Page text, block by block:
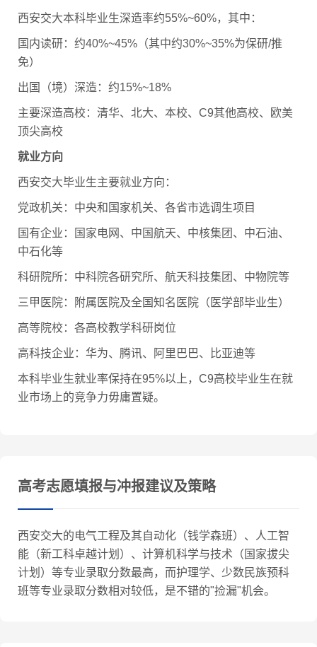
西安交大本科毕业生深造率约55%~60%，其中：
国内读研：约40%~45%（其中约30%~35%为保研/推
免）
出国（境）深造：约15%~18%
主要深造高校：清华、北大、本校、C9其他高校、欧美
顶尖高校
就业方向
西安交大毕业生主要就业方向：
党政机关：中央和国家机关、各省市选调生项目
国有企业：国家电网、中国航天、中核集团、中石油、
中石化等
科研院所：中科院各研究所、航天科技集团、中物院等
三甲医院：附属医院及全国知名医院（医学部毕业生）
高等院校：各高校教学科研岗位
高科技企业：华为、腾讯、阿里巴巴、比亚迪等
本科毕业生就业率保持在95%以上，C9高校毕业生在就
业市场上的竞争力毋庸置疑。
高考志愿填报与冲报建议及策略
西安交大的电气工程及其自动化（钱学森班）、人工智
能（新工科卓越计划）、计算机科学与技术（国家拔尖
计划）等专业录取分数最高，而护理学、少数民族预科
班等专业录取分数相对较低，是不错的"捡漏"机会。